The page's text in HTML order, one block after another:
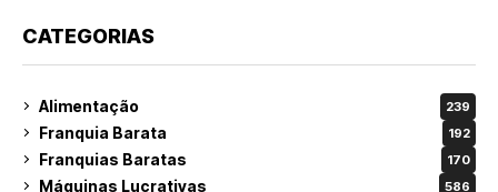
CATEGORIAS
Alimentação 239
Franquia Barata 192
Franquias Baratas 170
Máquinas Lucrativas 586